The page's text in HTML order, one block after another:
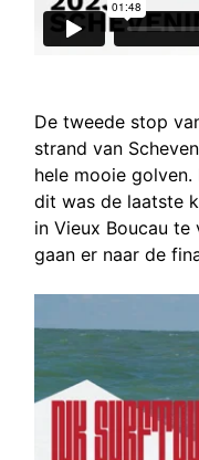
De tweede stop
strand van
hele mooie
dit was de laatste
in Vieux Boucau te
gaan er naar de